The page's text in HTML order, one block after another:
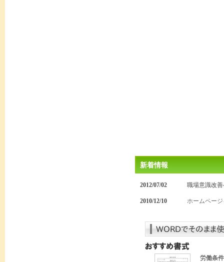
新着情報
2012/07/02 職場意識改善
2010/12/10 ホームペー
労働条